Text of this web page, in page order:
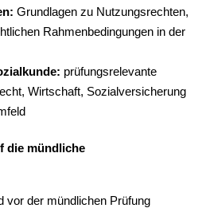
Grundlagen zu Nutzungsrechten,
Rahmenbedingungen in der
prüfungsrelevante
Wirtschaft, Sozialversicherung
die mündliche
vor der mündlichen Prüfung